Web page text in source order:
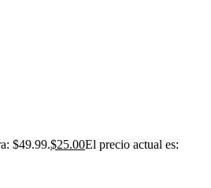
$49.99.$25.00El precio actual es: